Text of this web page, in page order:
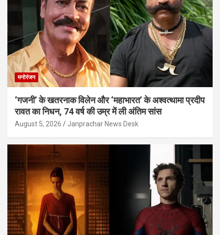
मनोरंजन
‘गजनी’ के खतरनाक विलेन और ‘महाभारत’ के अश्वत्थामा प्रदीप
रावत का निधन, 74 वर्ष की उम्र में ली अंतिम सांस
August 5, 2026 Janprachar News Desk